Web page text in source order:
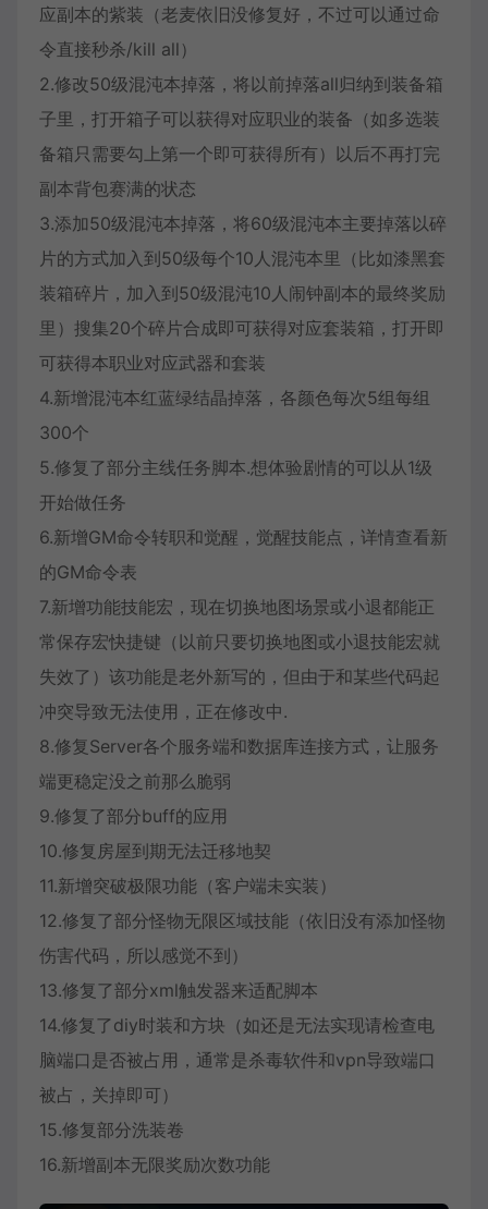
应副本的紫装（老麦依旧没修复好，不过可以通过命
令直接秒杀/kill all）
2.修改50级混沌本掉落，将以前掉落all归纳到装备箱
子里，打开箱子可以获得对应职业的装备（如多选装
备箱只需要勾上第一个即可获得所有）以后不再打完
副本背包赛满的状态
3.添加50级混沌本掉落，将60级混沌本主要掉落以碎
片的方式加入到50级每个10人混沌本里（比如漆黑套
装箱碎片，加入到50级混沌10人闹钟副本的最终奖励
里）搜集20个碎片合成即可获得对应套装箱，打开即
可获得本职业对应武器和套装
4.新增混沌本红蓝绿结晶掉落，各颜色每次5组每组
300个
5.修复了部分主线任务脚本.想体验剧情的可以从1级
开始做任务
6.新增GM命令转职和觉醒，觉醒技能点，详情查看新
的GM命令表
7.新增功能技能宏，现在切换地图场景或小退都能正
常保存宏快捷键（以前只要切换地图或小退技能宏就
失效了）该功能是老外新写的，但由于和某些代码起
冲突导致无法使用，正在修改中.
8.修复Server各个服务端和数据库连接方式，让服务
端更稳定没之前那么脆弱
9.修复了部分buff的应用
10.修复房屋到期无法迁移地契
11.新增突破极限功能（客户端未实装）
12.修复了部分怪物无限区域技能（依旧没有添加怪物
伤害代码，所以感觉不到）
13.修复了部分xml触发器来适配脚本
14.修复了diy时装和方块（如还是无法实现请检查电
脑端口是否被占用，通常是杀毒软件和vpn导致端口
被占，关掉即可）
15.修复部分洗装卷
16.新增副本无限奖励次数功能